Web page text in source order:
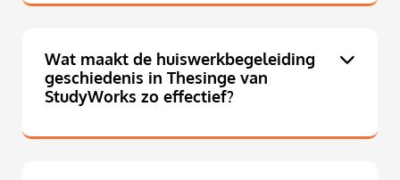
Wat maakt de huiswerkbegeleiding
geschiedenis in Thesinge van
StudyWorks zo effectief?